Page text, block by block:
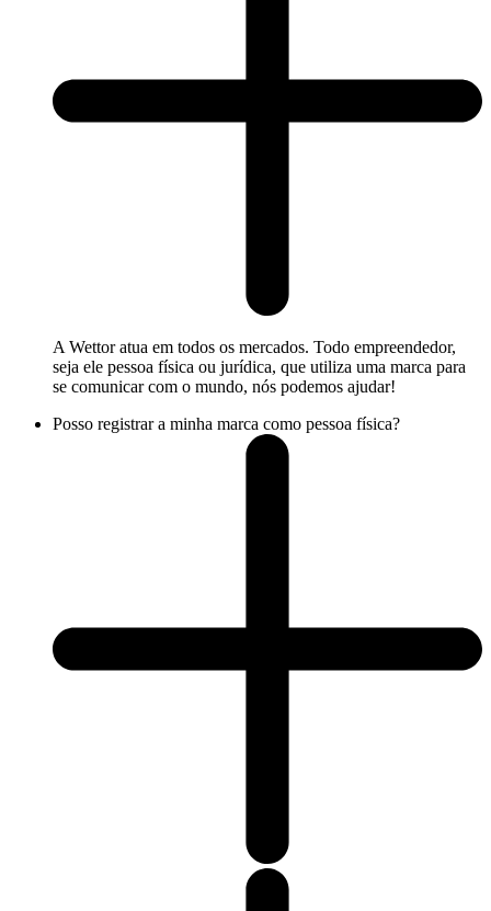
A Wettor atua em todos os mercados. Todo empreendedor,
seja ele pessoa física ou jurídica, que utiliza uma marca para
se comunicar com o mundo, nós podemos ajudar!
Posso registrar a minha marca como pessoa física?